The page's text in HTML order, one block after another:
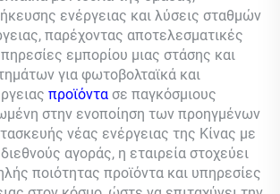
ενέργειας και λύσεις σταθμών
παρέχοντας αποτελεσματικές
εμπορίου μιας στάσης και
για φωτοβολταϊκά και
προϊόντα σε παγκόσμιους
στην ενοποίηση των προηγμένων
νέας ενέργειας της Κίνας με
αγοράς, η εταιρεία στοχεύει
ποιότητας προϊόντα και υπηρεσίες